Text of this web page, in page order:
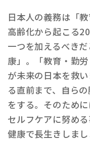
日本人の義務は「
高齢化から起こる
一つを加えるべき
康」。「教育・勤
が未来の日本を救
る直前まで、自ら
をする。そのため
セルフケアに努め
健康で長生きしまし